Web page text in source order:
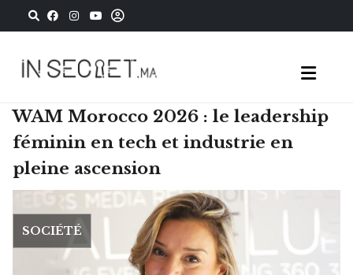
WAM Morocco 2026 : le leadership
féminin en tech et industrie en
pleine ascension
SOCIÉTÉ